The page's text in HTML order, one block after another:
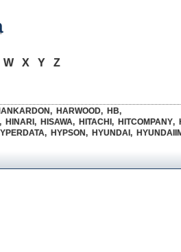
W X Y Z
, HARWOOD, HB,
, HINARI , HISAWA, HITACHI , HITCOMPANY,
, HYPSON, HYUNDAI ,